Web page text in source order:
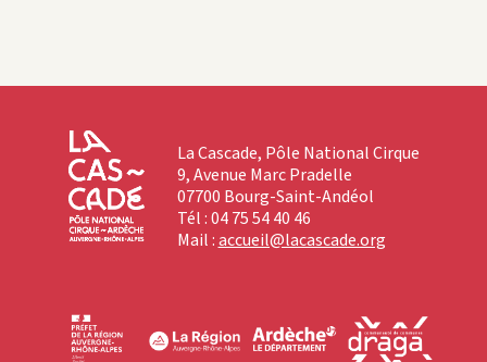
La Cascade, Pôle National Cirque
9, Avenue Marc Pradelle
07700 Bourg-Saint-Andéol
Tél : 04 75 54 40 46
Mail :accueil@lacascade.org